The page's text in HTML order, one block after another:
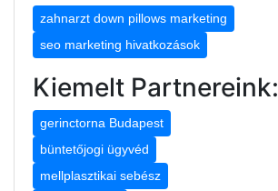
zahnarzt down pillows marketing
seo marketing hivatkozások
Kiemelt Partnereink:
gerinctorna Budapest
büntetőjogi ügyvéd
mellplasztikai sebész